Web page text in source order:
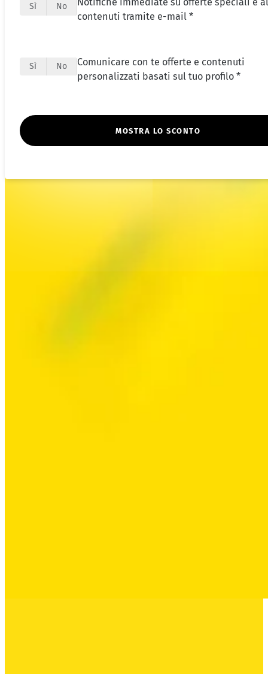
Sì No
contenuti tramite e-mail *
Sì No
Comunicare con te offerte e contenuti
personalizzati basati sul tuo profilo *
MOSTRA LO SCONTO